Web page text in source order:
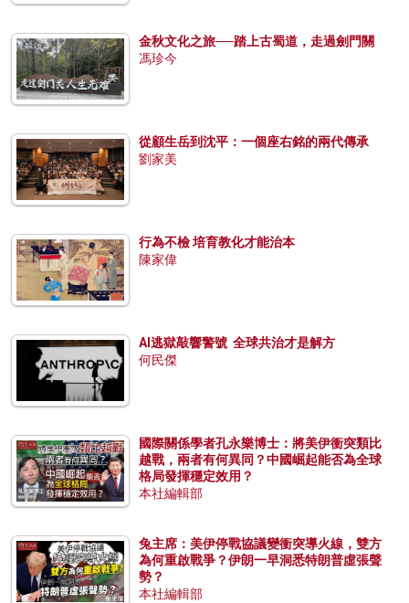
金秋文化之旅──踏上古蜀道，走過劍門關
馮珍今
從顧生岳到沈平：一個座右銘的兩代傳承
劉家美
行為不檢 培育教化才能治本
陳家偉
AI逃獄敲響警號 全球共治才是解方
何民傑
國際關係學者孔永樂博士：將美伊衝突類比
越戰，兩者有何異同？中國崛起能否為全球
格局發揮穩定效用？
本社編輯部
兔主席：美伊停戰協議變衝突導火線，雙方
為何重啟戰爭？伊朗一早洞悉特朗普虛張聲
勢？
本社編輯部